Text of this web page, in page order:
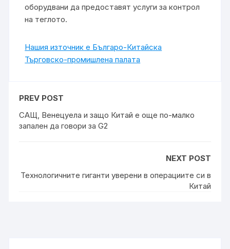
оборудвани да предоставят услуги за контрол
на теглото.
Нашия източник е Българо-Китайска
Търговско-промишлена палaта
PREV POST
САЩ, Венецуела и защо Китай е още по-малко
запален да говори за G2
NEXT POST
Технологичните гиганти уверени в операциите си в
Китай